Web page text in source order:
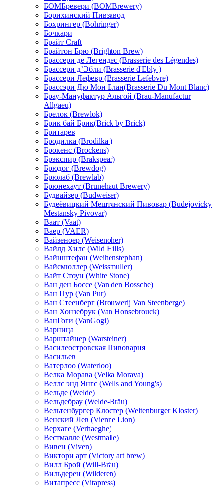
БОМБревери (BOMBrewery)
Борихинский Пивзавод
Бохрингер (Bohringer)
Бочкари
Брайт Craft
Брайтон Брю (Brighton Brew)
Брассери де Легендес (Brasserie des Légendes)
Брассери д’Эбли (Brasserie d'Ebly )
Брассери Лефевр (Brasserie Lefebvre)
Брассэри Дю Мон Блан(Brasserie Du Mont Blanc)
Брау-Мануфактур Альгой (Brau-Manufactur
Allgaeu)
Брелок (Brewlok)
Брик бай Брик(Brick by Brick)
Бритарев
Бродилка (Brodilka )
Брокенс (Brockens)
Брэкспир (Brakspear)
Брюдог (Brewdog)
Брюлаб (Brewlab)
Брюнехаут (Brunehaut Brewery)
Будвайзер (Budweiser)
Будеёвицкий Мештянский Пивовар (Budejovicky
Mestansky Pivovar)
Ваат (Vaat)
Ваер (VAER)
Вайзеноер (Weisenoher)
Вайлд Хилс (Wild Hills)
Вайнштефан (Weihenstephan)
Вайсмюллер (Weissmuller)
Вайт Стоун (White Stone)
Ван ден Боссе (Van den Bossche)
Ван Пур (Van Pur)
Ван Стеенберг (Brouwerij Van Steenberge)
Ван Хонзебрук (Van Honsebrouck)
ВанГоги (VanGogi)
Варница
Варштайнер (Warsteiner)
Василеостровская Пивоварня
Васильев
Ватерлоо (Waterloo)
Велка Морава (Velka Morava)
Веллс энд Янгс (Wells and Young's)
Вельде (Welde)
Вельдебрау (Welde-Bräu)
Вельтенбургер Клостер (Weltenburger Kloster)
Венский Лев (Vienne Lion)
Верхаге (Verhaeghe)
Вестмалле (Westmalle)
Вивен (Viven)
Виктори арт (Victory art brew)
Вилл Брой (Will-Bräu)
Вильдерен (Wilderen)
Витапресс (Vitapress)